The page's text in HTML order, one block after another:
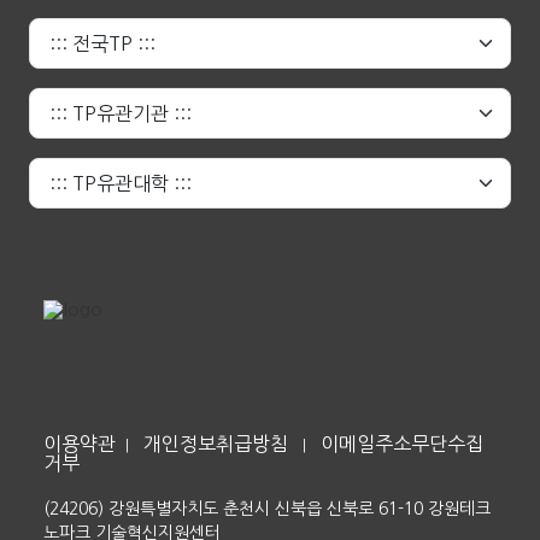
이용약관 개인정보취급방침
이메일주소무단수집
거부
(24206) 강원특별자치도 춘천시 신북읍 신북로 61-10 강원테크
노파크 기술혁신지원센터